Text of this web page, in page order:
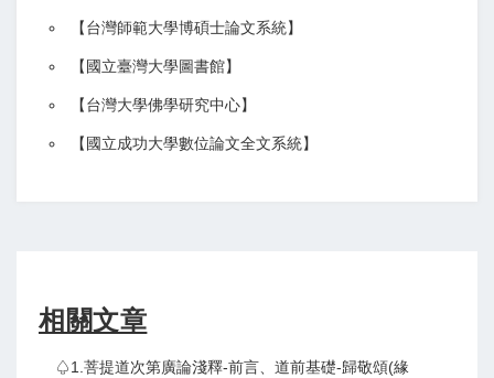
【台灣師範大學博碩士論文系統】
【 國立臺灣大學圖書館】
【台灣大學佛學研究中心】
【 國立成功大學數位論文全文系統】
相關文章
♤1.菩提道次第廣論淺釋-前言、道前基礎-歸敬頌(緣